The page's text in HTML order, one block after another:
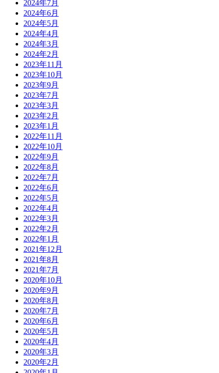
2024年7月
2024年6月
2024年5月
2024年4月
2024年3月
2024年2月
2023年11月
2023年10月
2023年9月
2023年7月
2023年3月
2023年2月
2023年1月
2022年11月
2022年10月
2022年9月
2022年8月
2022年7月
2022年6月
2022年5月
2022年4月
2022年3月
2022年2月
2022年1月
2021年12月
2021年8月
2021年7月
2020年10月
2020年9月
2020年8月
2020年7月
2020年6月
2020年5月
2020年4月
2020年3月
2020年2月